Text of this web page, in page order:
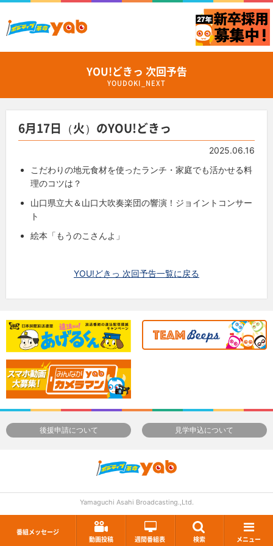
番組メッセージ
動画投稿
週間番組表 検索 メニュー
YOU!どきっ 次回予告
YOUDOKI_NEXT
6月17日（火）のYOU!どきっ
2025.06.16
こだわりの地元食材を使ったランチ・家庭でも活かせる料
理のコツは？
山口県立大＆山口大吹奏楽団の響演！ジョイントコンサー
ト
絵本「もうのこさんよ」
YOU!どきっ 次回予告一覧に戻る
後援申請について 見学申込について
Yamaguchi Asahi Broadcasting.,Ltd.